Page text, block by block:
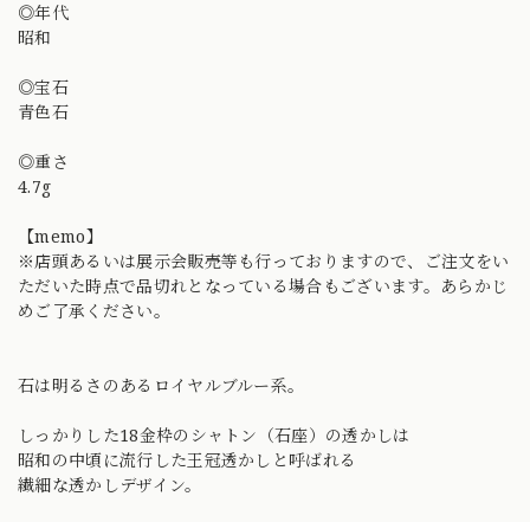
◎年代
昭和
◎宝石
青色石
◎重さ
4.7g
【memo】
※店頭あるいは展示会販売等も行っておりますので、ご注文をい
ただいた時点で品切れとなっている場合もございます。あらかじ
めご了承ください。
石は明るさのあるロイヤルブルー系。
しっかりした18金枠のシャトン（石座）の透かしは
昭和の中頃に流行した王冠透かしと呼ばれる
繊細な透かしデザイン。